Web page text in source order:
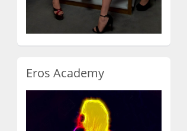
Eros Academy